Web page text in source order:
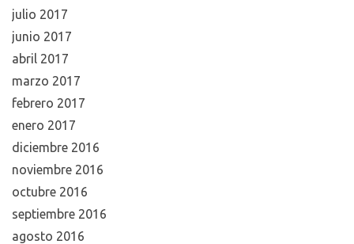
julio 2017
junio 2017
abril 2017
marzo 2017
febrero 2017
enero 2017
diciembre 2016
noviembre 2016
octubre 2016
septiembre 2016
agosto 2016